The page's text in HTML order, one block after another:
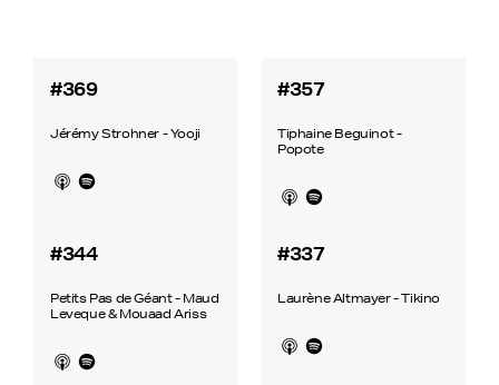
#369
Jérémy Strohner - Yooji
#357
Tiphaine Beguinot -
Popote
#344
Petits Pas de Géant - Maud
Leveque & Mouaad Ariss
#337
Laurène Altmayer - Tikino